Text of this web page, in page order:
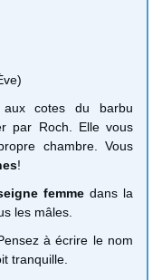
cotes du barbu
par Roch. Elle vous
chambre. Vous
!
femme dans la
les mâles.
à écrire le nom
tranquille.